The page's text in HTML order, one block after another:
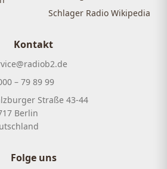
Schlager Radio Wikipedia
Kontakt
– 79 89 99
Straße 43-44
Berlin
Folge uns